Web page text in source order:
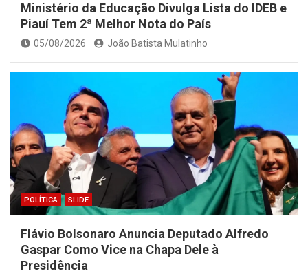
Ministério da Educação Divulga Lista do IDEB e
Piauí Tem 2ª Melhor Nota do País
05/08/2026 João Batista Mulatinho
POLÍTICA SLIDE
Flávio Bolsonaro Anuncia Deputado Alfredo
Gaspar Como Vice na Chapa Dele à
Presidência